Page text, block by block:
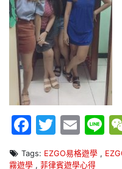
Facebook
Twitter
Tags: EZGO易格遊學 ,
霧遊學 , 菲律賓遊學心得